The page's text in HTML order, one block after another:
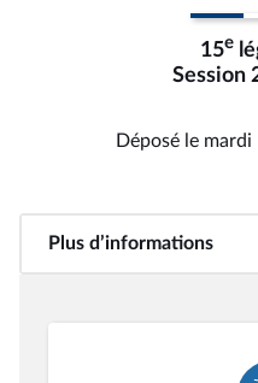
15e
Session
Déposé le
Plus d’informations
<b>Plus